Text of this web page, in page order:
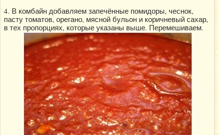
4. В комбайн добавляем запечённые помидоры, чеснок,
пасту томатов, орегано, мясной бульон и коричневый сахар,
в тех пропорциях, которые указаны выше. Перемешиваем.